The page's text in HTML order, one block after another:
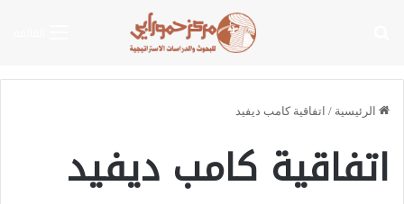
الرئيسية / اتفاقية كامب ديفيد
اتفاقية كامب ديفيد